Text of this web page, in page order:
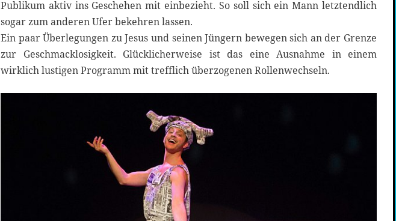
Publikum aktiv ins Geschehen mit einbezieht. So soll sich ein Mann letztendlich
sogar zum anderen Ufer bekehren lassen.
Ein paar Überlegungen zu Jesus und seinen Jüngern bewegen sich an der Grenze
zur Geschmacklosigkeit. Glücklicherweise ist das eine Ausnahme in einem
wirklich lustigen Programm mit trefflich überzogenen Rollenwechseln.